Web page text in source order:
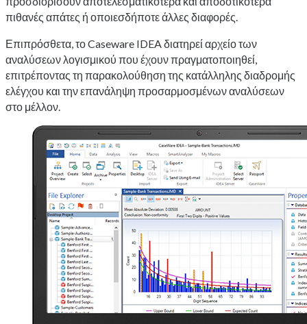
πιθανές απάτες ή οποιεσδήποτε άλλες διαφορές.
Επιπρόσθετα, το Caseware IDEA διατηρεί αρχείο των
αναλύσεων λογισμικού που έχουν πραγματοποιηθεί,
επιτρέποντας τη παρακολούθηση της κατάλληλης διαδρομής
ελέγχου και την επανάληψη προσαρμοσμένων αναλύσεων
στο μέλλον.